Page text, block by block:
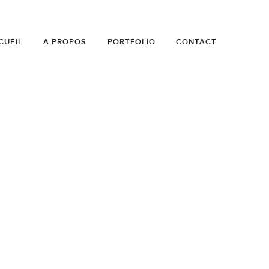
A PROPOS PORTFOLIO CONTACT